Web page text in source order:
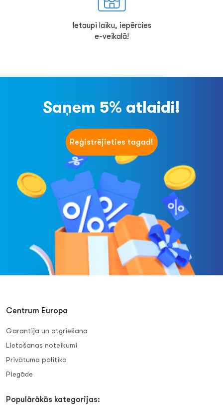
Ietaupi laiku, iepērcies
e-veikalā!
Saņem 5% atlaidi!
Reģistrējieties tagad!
Centrum Europa
Garantija un atgriešana
Lietošanas noteikumi
Privātuma politika
Piegāde
Populārākās kategorijas: